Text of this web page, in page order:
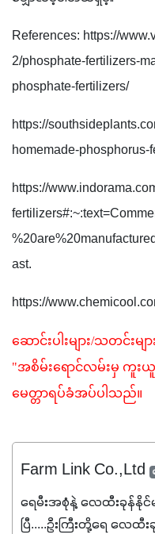
References: https://
2/phosphate-fertilizers-
phosphate-fertilizers/
https://
homemade-phosphorus-
https://
ast.
https://
ဆောင်းပါးများ/သတင်း
"အစိမ်းရောင်လမ်းမှ ကူး
မေတ္တာရပ်ခံအပ်ပါသည်။
Farm Link Co.,Ltd
ရေမီးအစုံနဲ့ လေထီးခုန်နို
ပြီ.....ဦးကြီးတို့ရေ ‌လေ